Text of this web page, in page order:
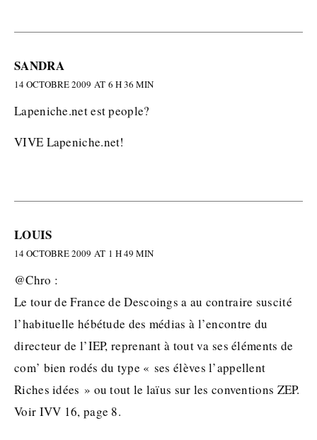
SANDRA
14 OCTOBRE 2009 AT 6 H 36 MIN
Lapeniche.net est people?
VIVE Lapeniche.net!
LOUIS
14 OCTOBRE 2009 AT 1 H 49 MIN
@Chro :
Le tour de France de Descoings a au contraire suscité
l’habituelle hébétude des médias à l’encontre du
directeur de l’IEP, reprenant à tout va ses éléments de
com’ bien rodés du type « ses élèves l’appellent
Riches idées » ou tout le laïus sur les conventions ZEP.
Voir IVV 16, page 8.